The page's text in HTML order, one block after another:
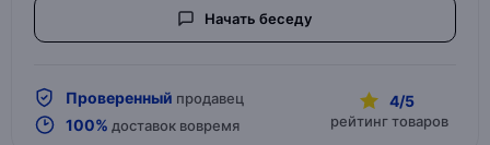
Начать беседу
Проверенный продавец
100% доставок вовремя
4/5
рейтинг товаров